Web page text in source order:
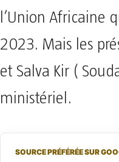
l’Union Africaine
2023. Mais les
et Salva Kir (
ministériel.
SOURCE PRÉFÉRÉE SUR